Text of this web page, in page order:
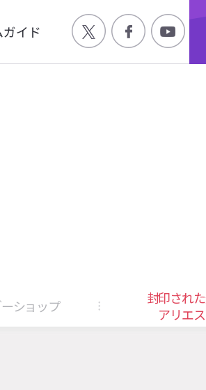
イド
特徴
ショップ
封印され
アリエ